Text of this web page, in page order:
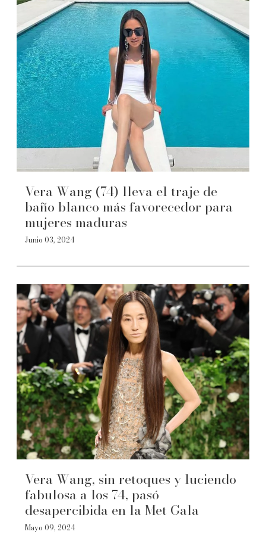
Vera Wang (74) lleva el traje de
baño blanco más favorecedor para
mujeres maduras
Junio 03, 2024
Vera Wang, sin retoques y luciendo
fabulosa a los 74, pasó
desapercibida en la Met Gala
Mayo 09, 2024